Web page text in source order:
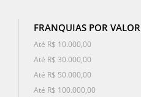
FRANQUIAS POR VALOR
Até R$ 10.000,00
Até R$ 30.000,00
Até R$ 50.000,00
Até R$ 100.000,00